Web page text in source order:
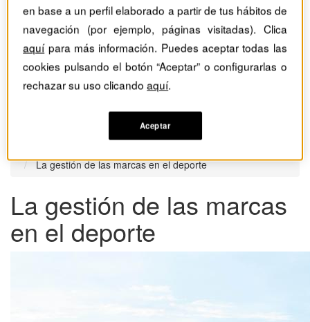
La gestión de las marcas en el deporte
La gestión de las marcas
en el deporte
en base a un perfil elaborado a partir de tus hábitos de
navegación (por ejemplo, páginas visitadas). Clica
aquípara más información. Puedes aceptar todas las
cookies pulsando el botón “Aceptar” o configurarlas o
rechazar su uso clicandoaquí.
Aceptar